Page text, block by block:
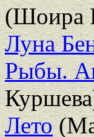
(Шоира
Луна
Рыбы.
Лето